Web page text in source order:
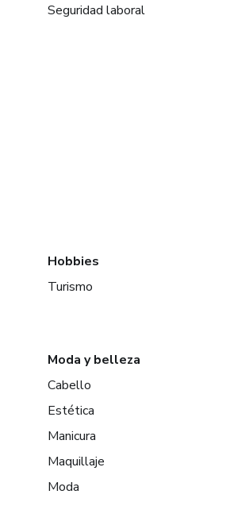
Seguridad laboral
Hobbies
Turismo
Moda y belleza
Cabello
Estética
Manicura
Maquillaje
Moda